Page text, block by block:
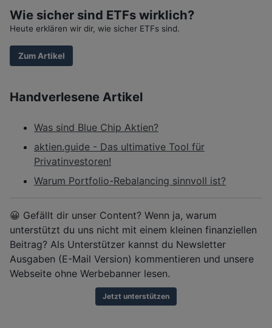
Wie sicher sind ETFs wirklich?
Heute erklären wir dir, wie sicher ETFs sind.
Zum Artikel
Handverlesene Artikel
Was sind Blue Chip Aktien?
aktien.guide - Das ultimative Tool für
Privatinvestoren!
Warum Portfolio-Rebalancing sinnvoll ist?
😀 Gefällt dir unser Content? Wenn ja, warum
unterstützt du uns nicht mit einem kleinen finanziellen
Beitrag? Als Unterstützer kannst du Newsletter
Ausgaben (E-Mail Version) kommentieren und unsere
Webseite ohne Werbebanner lesen.
Jetzt unterstützen